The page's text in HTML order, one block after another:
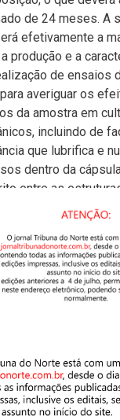
de 24 meses. A
efetivamente a
produção e a
de ensaios
averiguar os
da amostra em
incluindo de
que lubrifica e
dentro da
entre as
somente iremos
conseguirmos
do pó para